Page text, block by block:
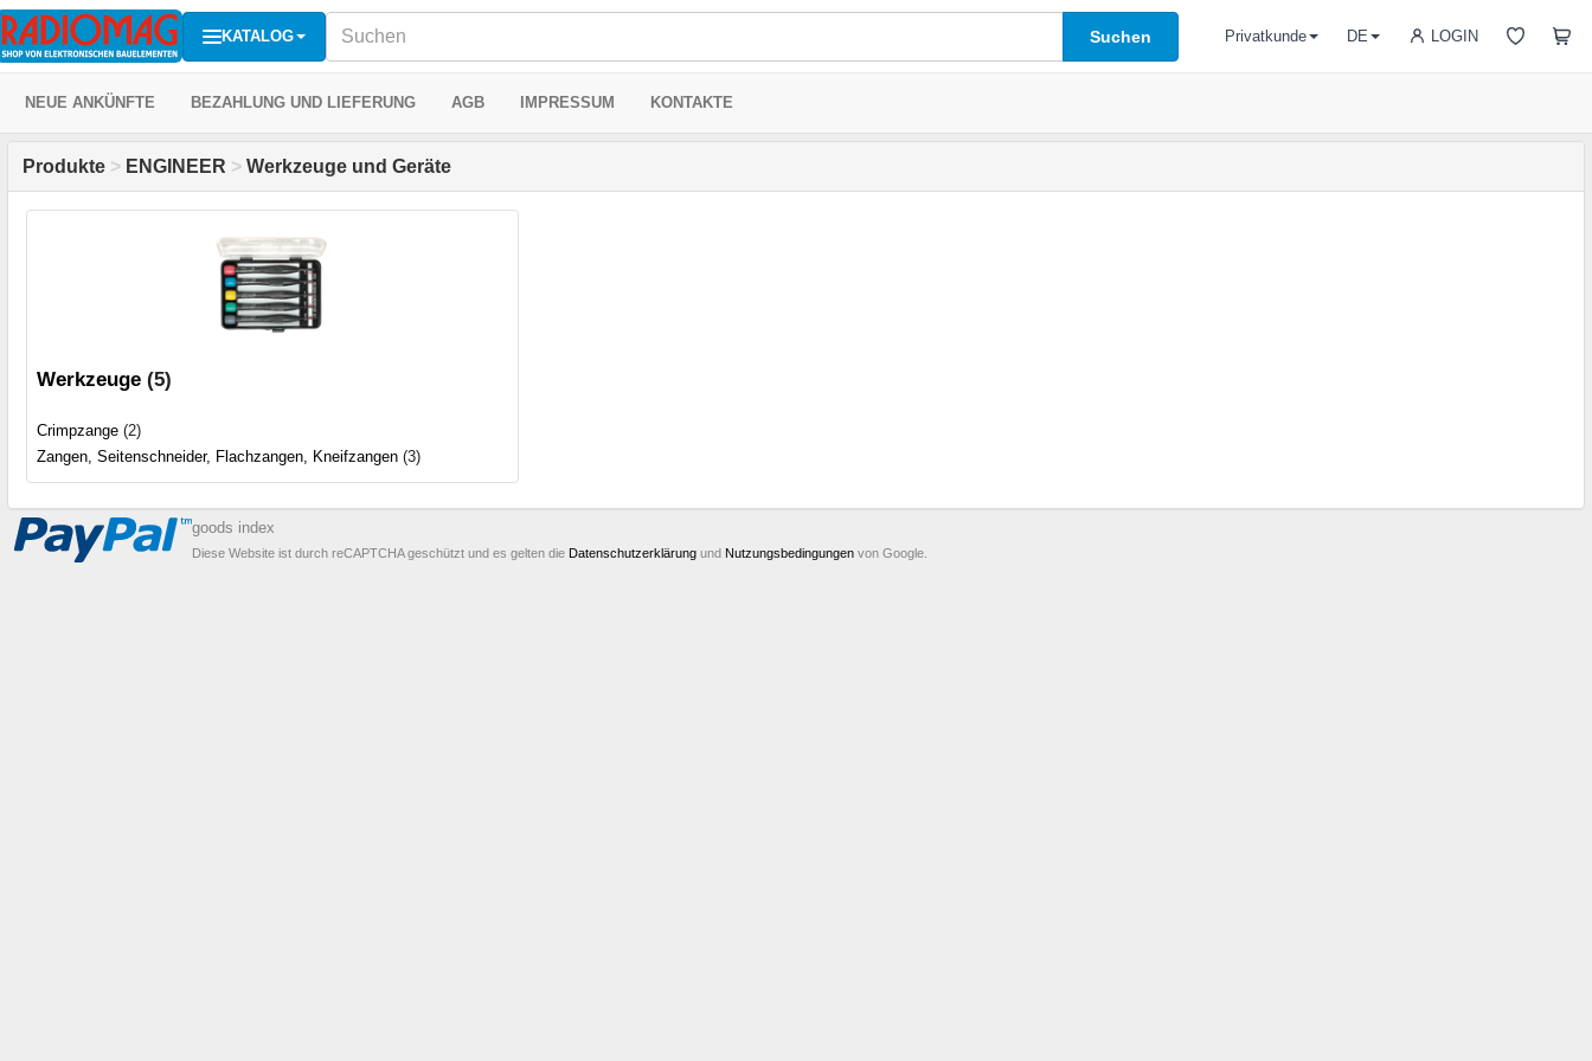
KATALOG Suchen LOGIN
Privatkunde DE
NEUE ANKÜNFTE BEZAHLUNG UND LIEFERUNG AGB IMPRESSUM KONTAKTE
Produkte > ENGINEER > Werkzeuge und Geräte
Werkzeuge (5)
Crimpzange (2)
Zangen, Seitenschneider, Flachzangen, Kneifzangen (3)
goods index
Diese Website ist durch reCAPTCHA geschützt und es gelten die Datenschutzerklärung und Nutzungsbedingungen von Google.